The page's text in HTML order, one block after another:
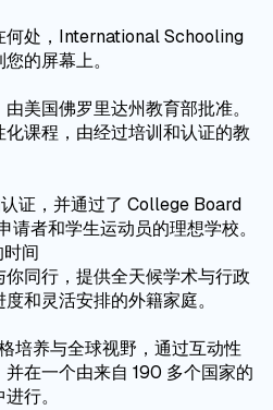
何处，International Schooling
的屏幕上。
美国佛罗里达州教育部批准。
课程，由经过培训和认证的教
证，并通过了 College Board
者和学生运动员的理想学校。
间
同行，提供全天候学术与行政
和灵活安排的外籍家庭。
培养与全球视野，通过互动性
在一个由来自 190 多个国家的
行。